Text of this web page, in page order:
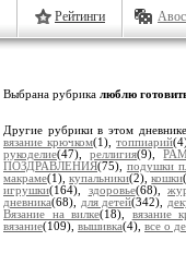
Рейтинги
Выбрана рубрика люблю
Другие рубрики в этом
вязание крючком(1),топпиарий
рукоделие(47),реллигия(9),
ПОЗДРАВЛЕНИЯ(75), подушки
макраме(1),купальники(2),кошки
игрушки(164), здоровье(68),
дневника(68), для детей(342),
Вязание на вилке(18), вязание
вязание(109), вышивка(4), все о